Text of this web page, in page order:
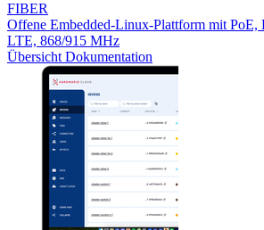
FIBER
Offene Embedded-Linux-Plattform mit
LTE, 868/915 MHz
Übersicht Dokumentation